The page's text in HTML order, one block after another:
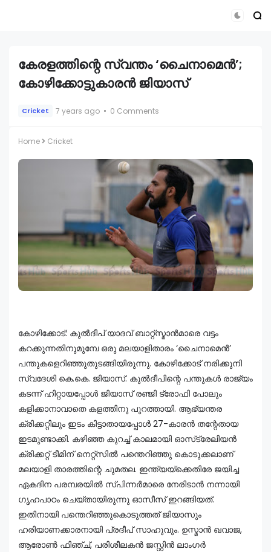
കേരളത്തിന്റെ സ്വന്തം ‘ചൈനാമെൻ’;
കോഴിക്കോട്ടുകാരൻ ജിയാസ്
Cricket 7 years ago 0 Comments
Home Cricket
കോഴിക്കോട്: കുൽദീപ് യാദവ് ബാറ്റ്‌സ്മാൻമാരെ വട്ടം
കറക്കുന്നതിനുമുമ്പേ ഒരു മലയാളിതാരം ‘ചൈനാമെൻ’
പന്തുകളെറിഞ്ഞുതുടങ്ങിയിരുന്നു. കോഴിക്കോട് നരിക്കുനി
സ്വദേശി കെ.കെ. ജിയാസ്. കുൽദീപിന്റെ പന്തുകൾ രാജ്യം
കടന്ന് ഹിറ്റായപ്പോൾ ജിയാസ് രഞ്ജി ട്രോഫി പോലും
കളിക്കാനാവാതെ കളത്തിനു പുറത്തായി. ആഭ്യന്തര
ക്രിക്കറ്റിലും ഇടം കിട്ടാതായപ്പോൾ 27-കാരൻ തന്റേതായ
ഇടമുണ്ടാക്കി. കഴിഞ്ഞ കുറച്ച് കാലമായി ഓസ്‌ട്രേലിയൻ
ക്രിക്കറ്റ് ടീമിന് നെറ്റ്‌സിൽ പന്തെറിഞ്ഞു കൊടുക്കലാണ്
മലയാളി താരത്തിന്റെ ചുമതല. ഇന്ത്യയ്ക്കെതിരേ ജയിച്ച
ഏകദിന പരമ്പരയിൽ സ്പിന്നർമാരെ നേരിടാൻ നന്നായി
ഗൃഹപാഠം ചെയ്തായിരുന്നു ഓസീസ് ഇറങ്ങിയത്.
ഇതിനായി പന്തെറിഞ്ഞുകൊടുത്തത് ജിയാസും
ഹരിയാണക്കാരനായി പ്രദീപ് സാഹുവും. ഉസ്മാൻ ഖവാജ,
ആരോൺ ഫിഞ്ച്, പരിശീലകൻ ജസ്റ്റിൻ ലാംഗർ